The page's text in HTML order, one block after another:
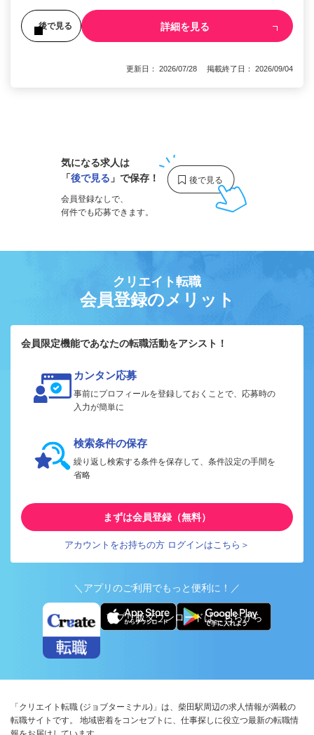
後で見る 詳細を見る
更新日： 2026/07/28 掲載終了日： 2026/09/04
気になる求人は
「後で見る 」で保存！
会員登録なしで、
何件でも応募できます。
クリエイト転職
会員登録のメリット
会員限定機能であなたの転職活動をアシスト！
カンタン応募
事前にプロフィールを登録しておくことで、応募時の
入力が簡単に
検索条件の保存
繰り返し検索する条件を保存して、条件設定の手間を
省略
まずは会員登録（無料）
アカウントをお持ちの方 ログインはこちら＞
＼アプリのご利用でもっと便利に！／
アプリ版ダウンロードはこちらから
「クリエイト転職 (ジョブターミナル)」は、柴田駅周辺の求人情報が満載の
転職サイトです。 地域密着をコンセプトに、仕事探しに役立つ最新の転職情